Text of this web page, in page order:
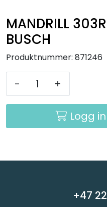
MANDRILL
BUSCH
Produktnummer: 871246
- +
Logg
+47